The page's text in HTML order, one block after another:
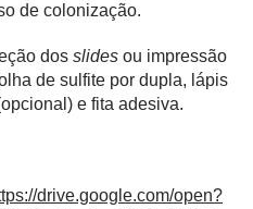
de colonização.
dos slides ou impressão
de sulfite por dupla, lápis
e fita adesiva.
drive.google.com/open?